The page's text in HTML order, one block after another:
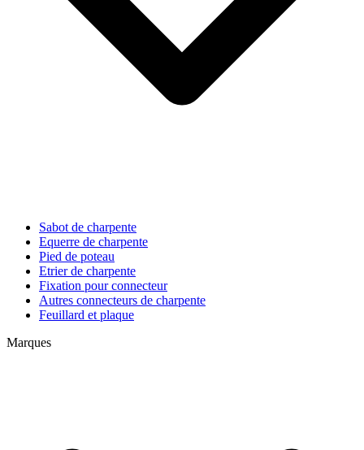
Sabot de charpente
Equerre de charpente
Pied de poteau
Etrier de charpente
Fixation pour connecteur
Autres connecteurs de charpente
Feuillard et plaque
Marques